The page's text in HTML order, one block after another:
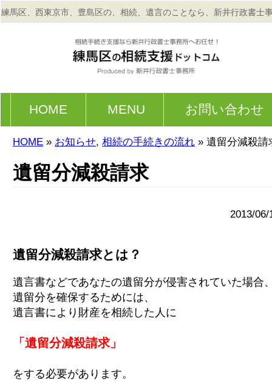
練馬区、西東京市、豊島区の、相続、遺言のことなら、新井行政書士
HOME MENU お問い合わせ
HOME » お知らせ, 相続の手続きの流れ » 遺留分減殺請
遺留分減殺請求
2013/06/
遺留分減殺請求とは？
遺言書などであなたの遺留分が侵害されていた場合
遺留分を確保するためには、
遺言書により財産を相続した人に
「遺留分減殺請求」
をする必要があります。